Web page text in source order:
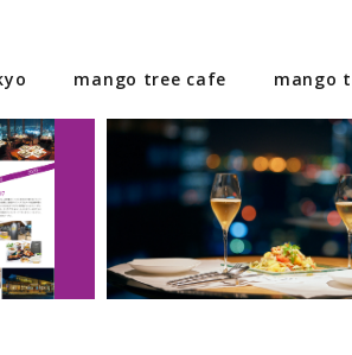
mango tree cafe mango